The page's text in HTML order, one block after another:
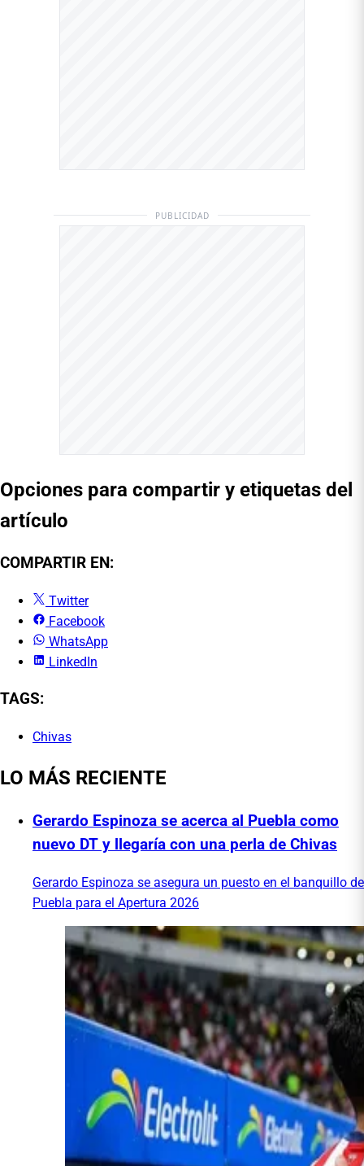
PUBLICIDAD
Opciones para compartir y etiquetas del
artículo
COMPARTIR EN:
Twitter
Facebook
WhatsApp
LinkedIn
TAGS:
Chivas
LO MÁS RECIENTE
Gerardo Espinoza se acerca al Puebla como
nuevo DT y llegaría con una perla de Chivas
Gerardo Espinoza se asegura un puesto en el banquillo de
Puebla para el Apertura 2026